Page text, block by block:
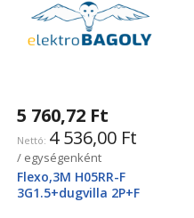
5 760,72 Ft
4 536,00 Ft
/ egységenként
Flexo,3M H05RR-F
3G1.5+dugvilla 2P+F